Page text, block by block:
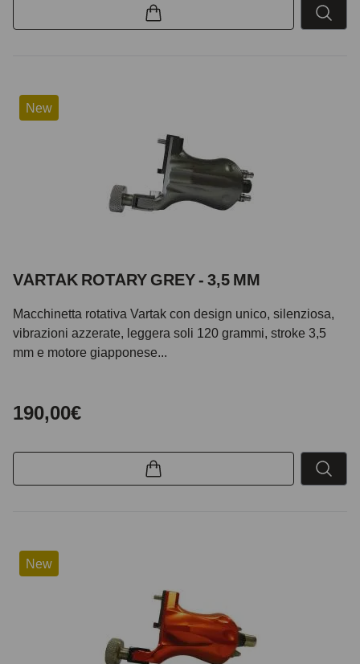
New
VARTAK ROTARY GREY - 3,5 MM
Macchinetta rotativa Vartak con design unico, silenziosa,
vibrazioni azzerate, leggera soli 120 grammi, stroke 3,5
mm e motore giapponese...
190,00€
New